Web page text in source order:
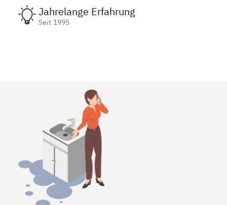
Jahrelange Erfahrung
Seit 1995